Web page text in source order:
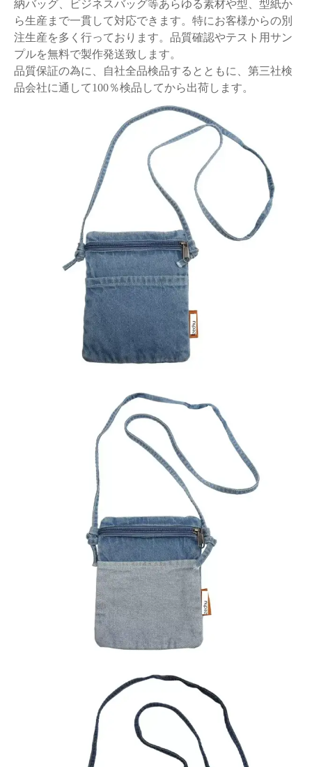
納バッグ、ビジネスバッグ等あらゆる素材や型、型紙か
ら生産まで一貫して対応できます。特にお客様からの別
注生産を多く行っております。品質確認やテスト用サン
プルを無料で製作発送致します。
品質保証の為に、自社全品検品するとともに、第三社検
品会社に通して100％検品してから出荷します。